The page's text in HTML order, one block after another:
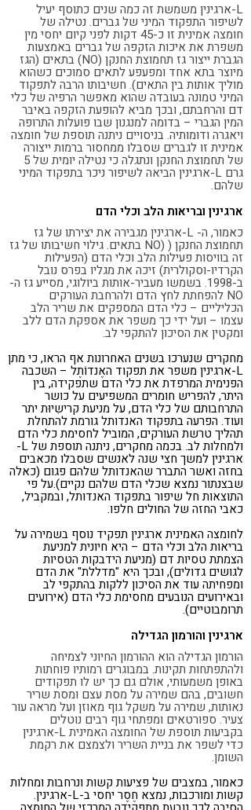
L-ארגינין משמשת זה כמה שנים כתוסף יעיל
לשיפור התפקוד המיני של גברים. נטילה של
חומצה אמינית זו כ-45 דקות לפני קיום יחסי מין
משפרת את איכות הזקפה של גברים באמצעות
הגברת ייצור גז תחמוצת החנקן (NO) בתאים (הגז
מיוצר בתא אחד ומפעפע לתאים סמוכים כשהוא
מוליך אותות בין התאים). חשיבותו הרבה לתפקוד
המיני טמונה בעובדה שהוא מאפשר הרפיה של כלי
דם והרחבתם, ובכך מביא להופעת הזקפה באיבר
המין הגברי – בדומה למנגנון שבו פועלות התרופה
ויאגרה ודומותיה. בניסויים ניתנה תוספת של חומצה
אמינית זו לגברים שסבלו ממחסור ברמות ייצורה
של תחמוצת החנקן ונתגלה כי נטילה יומית של 5
גרם L-ארגינין הביאה לשיפור ניכר בתפקוד המיני
שלהם.
ארגינין ובריאות הלב וכלי הדם
כאמור, ה- L-ארגינין מגבירה את יצירתו של גז
תחמוצת החנקן ( (NO בתאים. גילוי חשיבותו של גז
זה בוויסות פעילות הלב וכלי הדם (הפעילות
הקרדיו-וסקולרית) זיכה את מגליו בפרס נובל
ב-1998. בשמשו מעביר-אותות ביולוגי, מסייע גז ה-
NO להפחתת לחץ הדם ולהרחבת העורקים
הכליליים – כלי הדם המספקים את שריר הלב
עצמו – ועל ידי כך משפר את אספקת הדם ללב
ומקטין את הסיכון להתקפי לב.
מחקרים שנערכו בשנים האחרונות אף הראו, כי מתן
L-ארגינין משפר את תפקוד האֶנדוֹתֶל – השכבה
הפנימית המרפדת את כלי הדם שתפקידה, בין
היתר, להפריש חומרים המשפיעים על כושר
התרחבותם של כלי הדם, על מניעת קרישִיוּת יתר
ועוד. הפרעה בתפקוד האנדותל גורמת להתחלת
תהליך טרשת העורקים, המוביל לחסימת כלי הדם
ולמחלות לב. בכמה מחקרים, ניתנה תוספת של L-
ארגינין למשך חצי שנה לאנשים שסבלו מכאבים
בחזה ואשר התברר שהאנדותל שלהם פגום (כאלה
שבצנתור נמצא שכלי הדם שלהם נקיים).על פי
התוצאות חל שיפור בתפקוד האנדותל, ובמקביל,
כאבי החזה של החולים חלפו.
לחומצה האמינית ארגינין תפקיד נוסף בשמירה על
בריאות הלב וכלי הדם – היא חיונית למניעת
הצמתת טסיות דם (מניעת הידבקות הטסיות
לגושים גדולים), ובכך היא "מדללת" את הדם
ומפחיתה עוד את הסיכון ללקות בהתקפי לב
ובאירועים הנובעים מחסימת כלי הדם (אירועים
תרומבוטיים).
ארגינין והורמון הגדילה
הורמון הגדילה הוא ההורמון החיוני לצמיחה
ולהתפתחות תקינות. במבוגרים רמותיו פוחתות
באופן משמעותי, אולם גם כך יש לו תפקודים
חשובים, בהם שמירה על מסת עצם ומסת שריר
נאותות, שמירה על משקל גוף מאוזן ועל מראה עור
צעיר. ספורטאים ומפתחי גוף רבים נוטלים
בקביעות תוספת של החומצה האמינית L-ארגינין
כדי לשפר את בניית השריר ולצמצם את רקמת
השומן.
כאמור, במצבים של פציעות קשות ונרחבות ומחלות
קשות ומורכבות, נמצא חֶסֶר יחסי ב-L-ארגינין.